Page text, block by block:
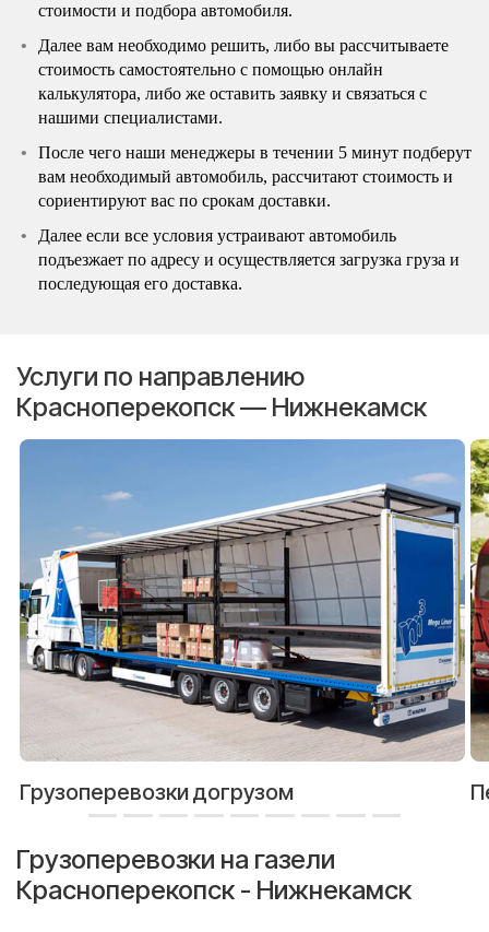
стоимости и подбора автомобиля.
Далее вам необходимо решить, либо вы рассчитываете
стоимость самостоятельно с помощью онлайн
калькулятора, либо же оставить заявку и связаться с
нашими специалистами.
После чего наши менеджеры в течении 5 минут подберут
вам необходимый автомобиль, рассчитают стоимость и
сориентируют вас по срокам доставки.
Далее если все условия устраивают автомобиль
подъезжает по адресу и осуществляется загрузка груза и
последующая его доставка.
Услуги по направлению
Красноперекопск — Нижнекамск
Грузоперевозки догрузом
Грузоперевозки на газели
Красноперекопск - Нижнекамск